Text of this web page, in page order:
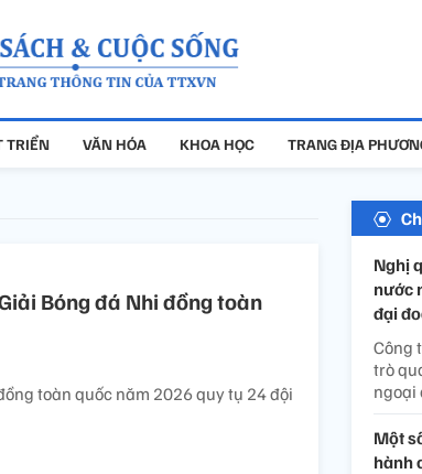
TRIỂN VĂN HÓA KHOA HỌC TRANG ĐỊA
Bóng đá Nhi đồng toàn
toàn quốc năm 2026 quy tụ 24 đội
Nghị
nước
đại
Công
trò
ngoại
Một
hành